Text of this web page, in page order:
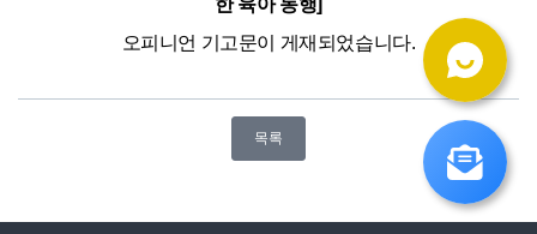
한 육아 동행]
오피니언 기고문이 게재되었습니다.
목록